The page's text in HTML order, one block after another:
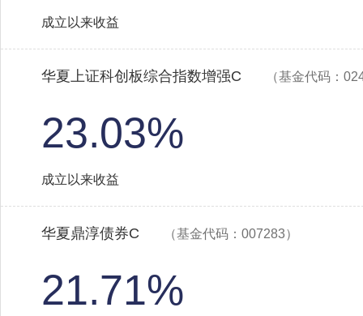
成立以来收益
华夏上证科创板综合指数增强C （基金代码：
23.03%
成立以来收益
华夏鼎淳债券C （基金代码：007283）
21.71%